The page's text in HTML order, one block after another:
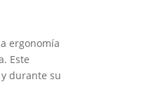
ergonomía
Este
durante su